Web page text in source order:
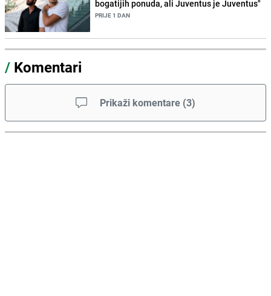
bogatijih ponuda, ali Juventus je Juventus"
PRIJE 1 DAN
/ Komentari
Prikaži komentare (3)